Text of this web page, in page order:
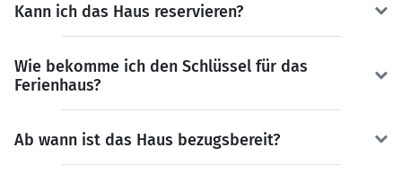
Kann ich das Haus reservieren?
Wie bekomme ich den Schlüssel für das
Ferienhaus?
Ab wann ist das Haus bezugsbereit?